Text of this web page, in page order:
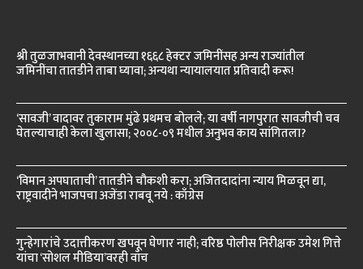
श्री तुळजाभवानी देवस्थानच्या १६६८ हेक्टर जमिनींसह अन्य राज्यांतील
जमिनींचा तातडीने ताबा घ्यावा; अन्यथा न्यायालयात प्रतिवादी करू!
‘सावजी’ वादावर तुकाराम मुंढे प्रथमच बोलले; या वर्षी नागपुरात सावजीची चव
घेतल्याचाही केला खुलासा; २००८-०९ मधील अनुभव काय सांगितला?
‘विमान अपघाताची’ तातडीने चौकशी करा; अजितदादांना न्याय मिळवून द्या,
राष्ट्रवादीने भाजपचा अजेंडा राबवू नये : काँग्रेस
गुन्हेगारांचे उदात्तीकरण खपवून घेणार नाही; वरिष्ठ पोलीस निरीक्षक उमेश गित्ते
यांचा ‘सोशल मीडिया’वरही वॉच